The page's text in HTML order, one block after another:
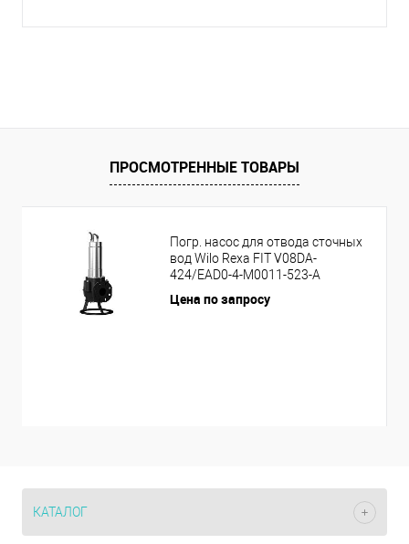
ПРОСМОТРЕННЫЕ ТОВАРЫ
Погр. насос для отвода сточных
вод Wilo Rexa FIT V08DA-
424/EAD0-4-M0011-523-A
Цена по запросу
КАТАЛОГ